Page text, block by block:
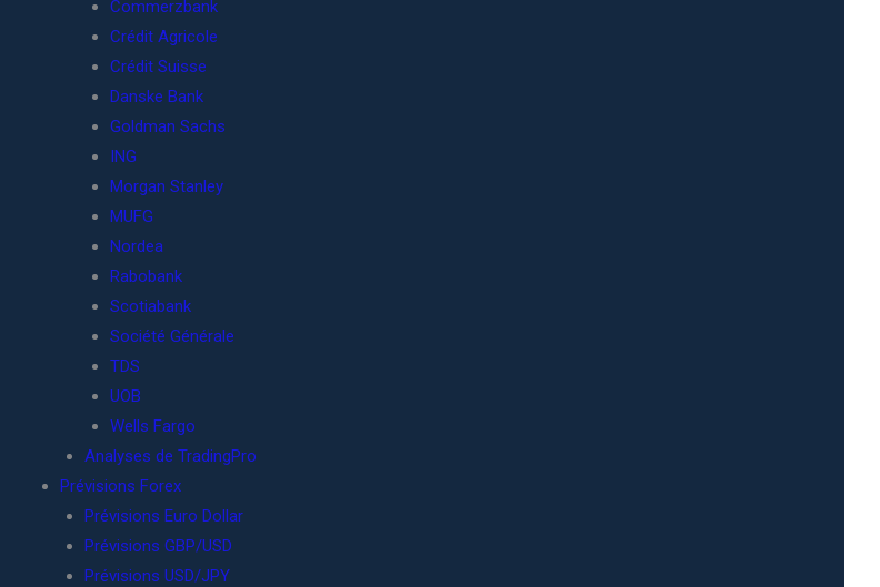
Commerzbank
Crédit Agricole
Crédit Suisse
Danske Bank
Goldman Sachs
ING
Morgan Stanley
MUFG
Nordea
Rabobank
Scotiabank
Société Générale
TDS
UOB
Wells Fargo
Analyses de TradingPro
Prévisions Forex
Prévisions Euro Dollar
Prévisions GBP/USD
Prévisions USD/JPY